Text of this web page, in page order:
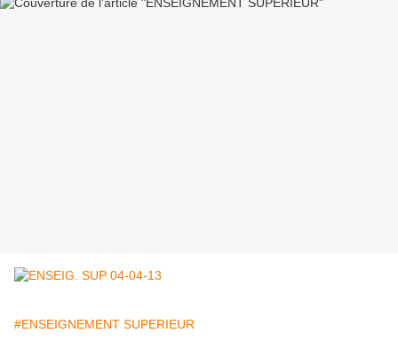
#ENSEIGNEMENT SUPERIEUR